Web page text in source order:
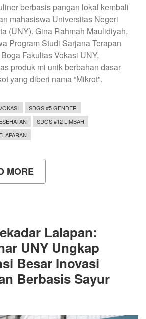
berbasis pangan lokal kembali
mahasiswa Universitas Negeri
(UNY). Gina Rahmah Maulidiyah,
Program Studi Sarjana Terapan
Fakultas Vokasi UNY,
produk mi unik berbahan dasar
yang diberi nama “Mikrot”.
SDGS #5 GENDER
SDGS #12 LIMBAH
MORE
MAHASISWA
GAGAS
“MIKROT”,
MI
KROKOT
INOVATIF
BERNILAI
GIZI
Lalapan:
UNY Ungkap
Besar Inovasi
Berbasis Sayur